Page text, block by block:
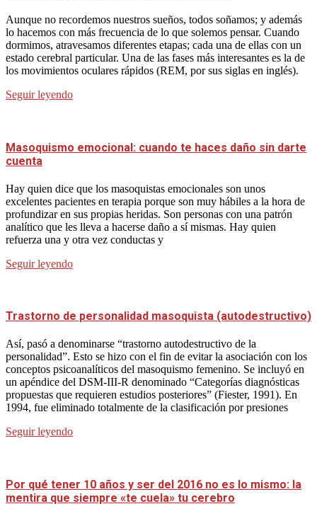
Aunque no recordemos nuestros sueños, todos soñamos; y además
lo hacemos con más frecuencia de lo que solemos pensar. Cuando
dormimos, atravesamos diferentes etapas; cada una de ellas con un
estado cerebral particular. Una de las fases más interesantes es la de
los movimientos oculares rápidos (REM, por sus siglas en inglés).
Seguir leyendo
Masoquismo emocional: cuando te haces daño sin darte
cuenta
Hay quien dice que los masoquistas emocionales son unos
excelentes pacientes en terapia porque son muy hábiles a la hora de
profundizar en sus propias heridas. Son personas con una patrón
analítico que les lleva a hacerse daño a sí mismas. Hay quien
refuerza una y otra vez conductas y
Seguir leyendo
Trastorno de personalidad masoquista (autodestructivo)
Así, pasó a denominarse “trastorno autodestructivo de la
personalidad”. Esto se hizo con el fin de evitar la asociación con los
conceptos psicoanalíticos del masoquismo femenino. Se incluyó en
un apéndice del DSM-III-R denominado “Categorías diagnósticas
propuestas que requieren estudios posteriores” (Fiester, 1991). En
1994, fue eliminado totalmente de la clasificación por presiones
Seguir leyendo
Por qué tener 10 años y ser del 2016 no es lo mismo: la
mentira que siempre «te cuela» tu cerebro